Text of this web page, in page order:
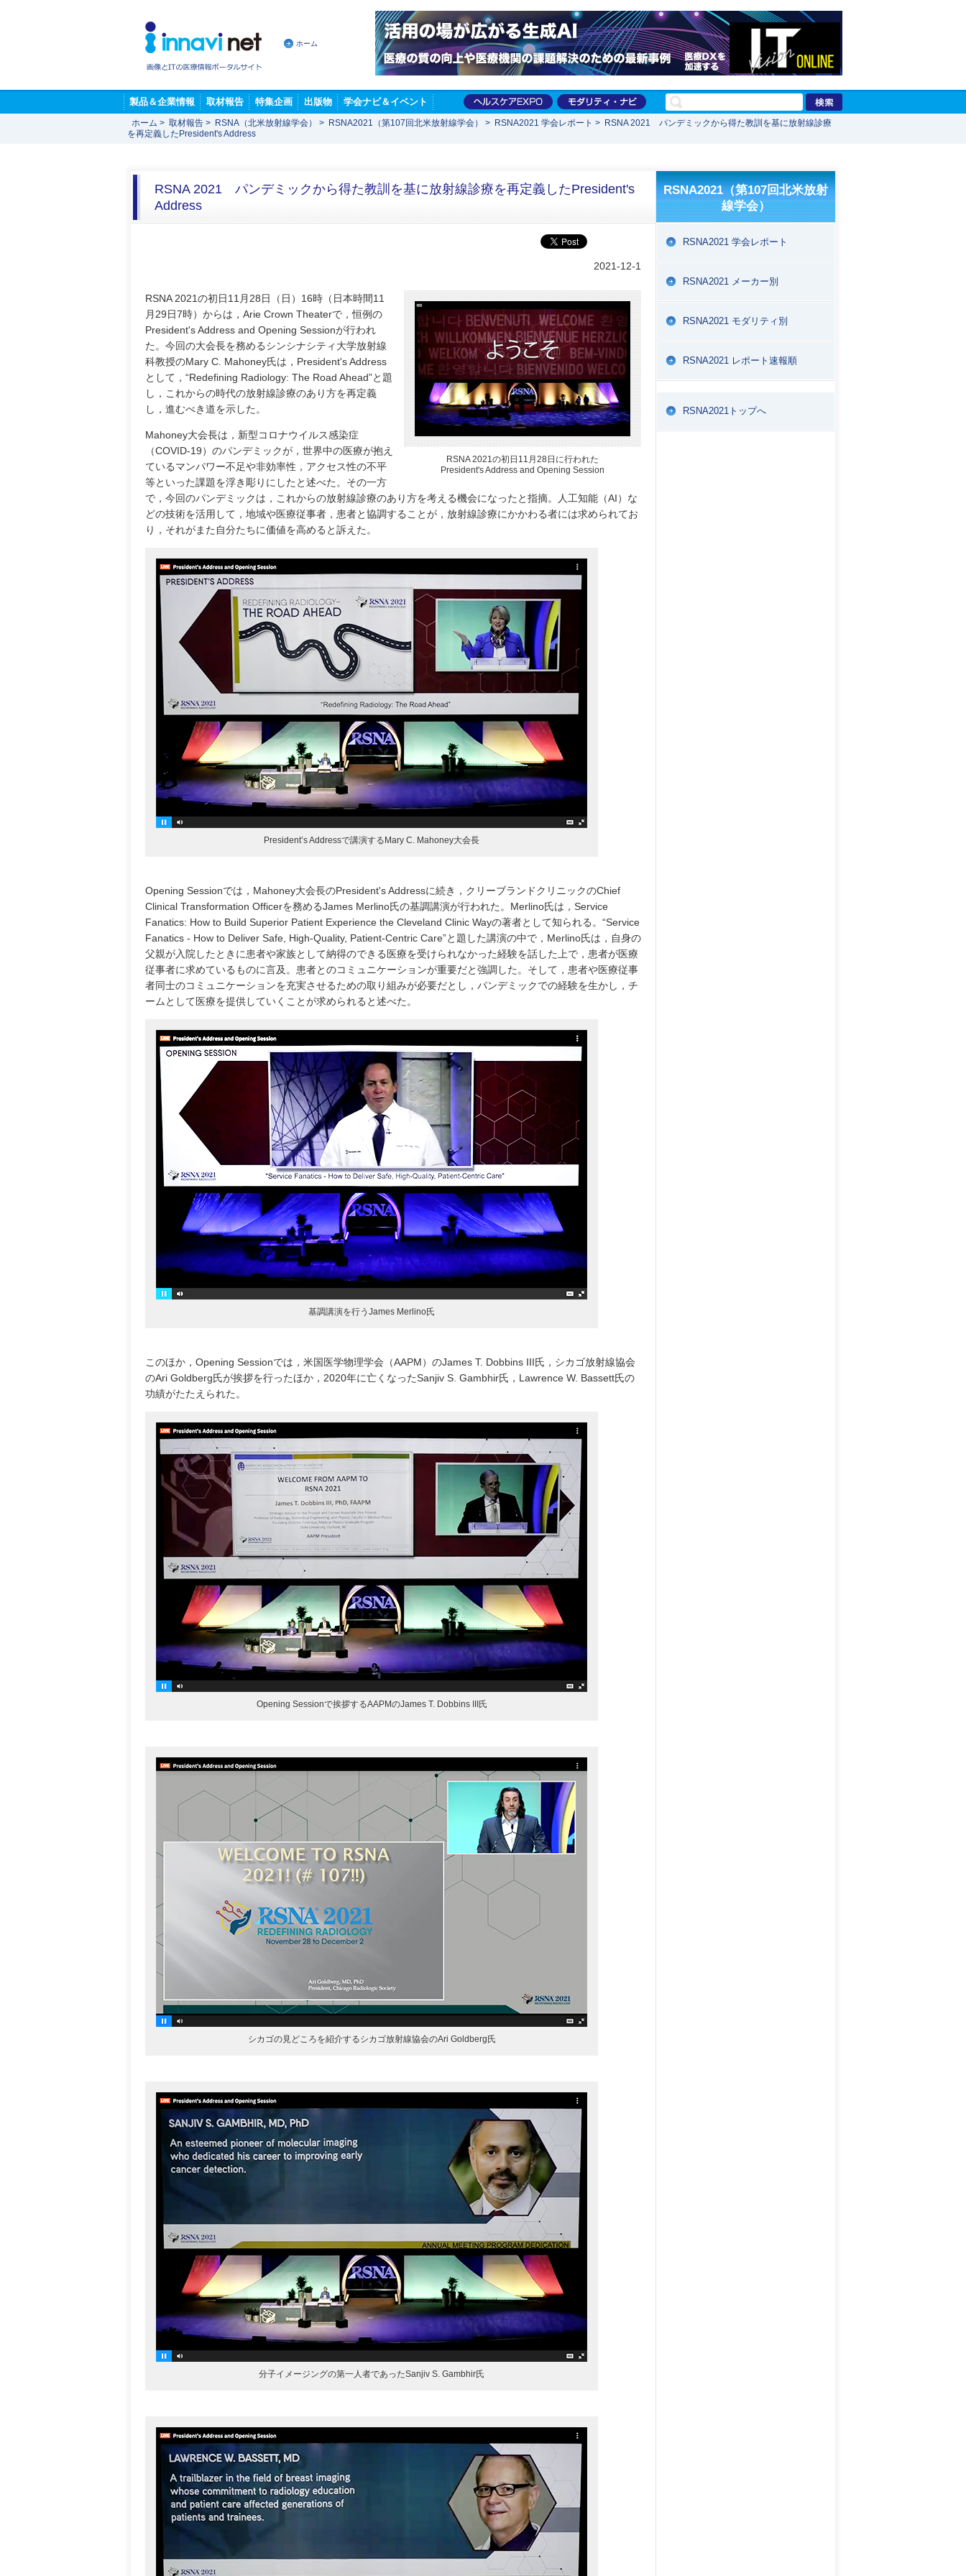
ホーム
製品＆企業情報 取材報告 特集企画 出版物 学会ナビ＆イベント
ホーム > 取材報告 > RSNA（北米放射線学会） > RSNA2021（第107回北米放射線学会） > RSNA2021 学会レポート > RSNA 2021 パンデミックから得た教訓を基に放射線診療
を再定義したPresident's Address
RSNA 2021 パンデミックから得た教訓を基に放射線診療を再定義したPresident's
Address
2021-12-1
RSNA 2021の初日11月28日に行われた
President's Address and Opening Session
RSNA 2021の初日11月28日（日）16時（日本時間11
月29日7時）からは，Arie Crown Theaterで，恒例の
President's Address and Opening Sessionが行われ
た。今回の大会長を務めるシンシナシティ大学放射線
科教授のMary C. Mahoney氏は，President's Address
として，“Redefining Radiology: The Road Ahead”と題
し，これからの時代の放射線診療のあり方を再定義
し，進むべき道を示した。
Mahoney大会長は，新型コロナウイルス感染症
（COVID-19）のパンデミックが，世界中の医療が抱え
ているマンパワー不足や非効率性，アクセス性の不平
等といった課題を浮き彫りにしたと述べた。その一方
で，今回のパンデミックは，これからの放射線診療のあり方を考える機会になったと指摘。人工知能（AI）な
どの技術を活用して，地域や医療従事者，患者と協調することが，放射線診療にかかわる者には求められてお
り，それがまた自分たちに価値を高めると訴えた。
President’s Addressで講演するMary C. Mahoney大会長
Opening Sessionでは，Mahoney大会長のPresident's Addressに続き，クリーブランドクリニックのChief
Clinical Transformation Officerを務めるJames Merlino氏の基調講演が行われた。Merlino氏は，Service
Fanatics: How to Build Superior Patient Experience the Cleveland Clinic Wayの著者として知られる。“Service
Fanatics - How to Deliver Safe, High-Quality, Patient-Centric Care”と題した講演の中で，Merlino氏は，自身の
父親が入院したときに患者や家族として納得のできる医療を受けられなかった経験を話した上で，患者が医療
従事者に求めているものに言及。患者とのコミュニケーションが重要だと強調した。そして，患者や医療従事
者同士のコミュニケーションを充実させるための取り組みが必要だとし，パンデミックでの経験を生かし，チ
ームとして医療を提供していくことが求められると述べた。
基調講演を行うJames Merlino氏
このほか，Opening Sessionでは，米国医学物理学会（AAPM）のJames T. Dobbins III氏，シカゴ放射線協会
のAri Goldberg氏が挨拶を行ったほか，2020年に亡くなったSanjiv S. Gambhir氏，Lawrence W. Bassett氏の
功績がたたえられた。
Opening Sessionで挨拶するAAPMのJames T. Dobbins III氏
シカゴの見どころを紹介するシカゴ放射線協会のAri Goldberg氏
分子イメージングの第一人者であったSanjiv S. Gambhir氏
RSNA2021（第107回北米放射
線学会）
RSNA2021 学会レポート
RSNA2021 メーカー別
RSNA2021 モダリティ別
RSNA2021 レポート速報順
RSNA2021トップへ